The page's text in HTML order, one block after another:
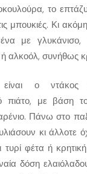
το
μπουκιές. Κι
με γλυκάνισο,
αλκοόλ, συνήθως
είναι ο
πιάτο, με βάση
Πάνω στο
κι άλλοτε
τυρί φέτα ή
δόση
στο
για το